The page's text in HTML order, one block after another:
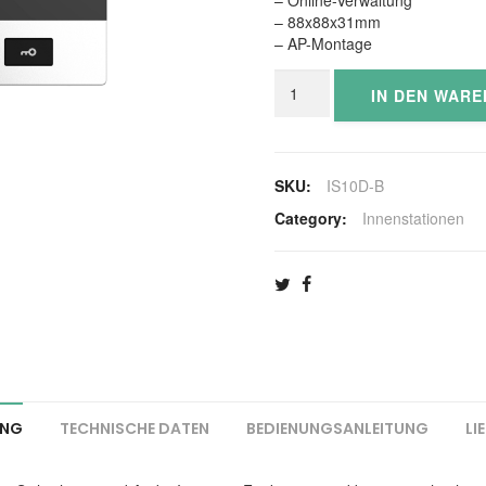
– 88x88x31mm
– AP-Montage
INNENSTATION
SCHWARZ
Menge
IN DEN
SKU:
IS10D-B
Category:
Innenstationen
TECHNISCHE DATEN BEDIENUNGSANLEITUNG